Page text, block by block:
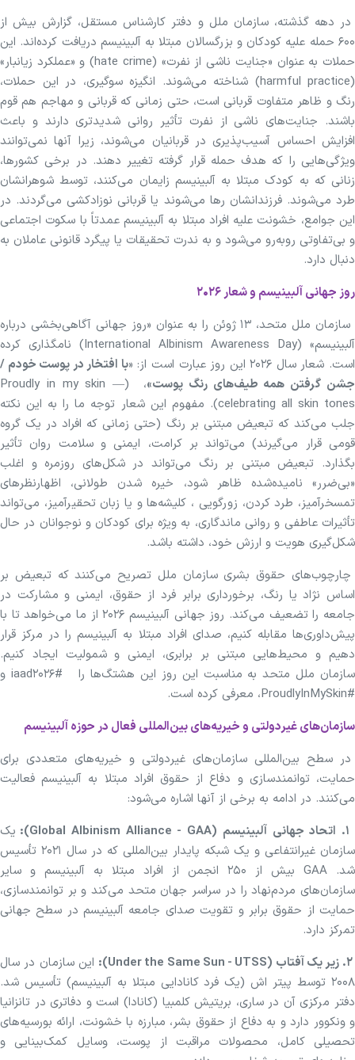
در دهه گذشته، سازمان ملل و دفتر کارشناس مستقل، گزارش بیش از
۶۰۰ حمله علیه کودکان و بزرگسالان مبتلا به آلبینیسم دریافت کرده‌اند. این
حملات به عنوان «جنایت ناشی از نفرت» (hate crime) و «عملکرد زیانبار»
(harmful practice) شناخته می‌شوند. انگیزه سوگیری، در این حملات،
رنگ و ظاهر متفاوت قربانی است، حتی زمانی که قربانی و مهاجم هم قوم
باشند. جنایت‌های ناشی از نفرت تأثیر روانی شدیدتری دارند و باعث
افزایش احساس آسیب‌پذیری در قربانیان می‌شوند، زیرا آنها نمی‌توانند
ویژگی‌هایی را که هدف حمله قرار گرفته تغییر دهند. در برخی کشورها،
زنانی که به کودک مبتلا به آلبینیسم زایمان می‌کنند، توسط شوهرانشان
طرد می‌شوند. فرزندانشان رها می‌شوند یا قربانی نوزادکشی می‌گردند. در
این جوامع، خشونت علیه افراد مبتلا به آلبینیسم عمدتاً با سکوت اجتماعی
و بی‌تفاوتی رو‌به‌رو می‌شود و به ندرت تحقیقات یا پیگرد قانونی عاملان به
دنبال دارد.
روز جهانی آلبینیسم و شعار ۲۰۲۶
سازمان ملل متحد، ۱۳ ژوئن را به عنوان «روز جهانی آگاهی‌بخشی درباره
آلبینیسم» (International Albinism Awareness Day) نامگذاری کرده
است. شعار سال ۲۰۲۶ این روز عبارت است از: «
با افتخار در پوست خودم /
جشن گرفتن همه طیف‌های رنگ پوست»
، (Proudly in my skin —
celebrating all skin tones). مفهوم این شعار توجه ما را به این نکته
جلب می‌کند که تبعیض مبتنی بر رنگ (حتی زمانی که افراد در یک گروه
قومی قرار می‌گیرند) می‌تواند بر کرامت، ایمنی و سلامت روان تأثیر
بگذارد. تبعیض مبتنی بر رنگ می‌تواند در شکل‌های روزمره و اغلب
«بی‌ضرر» نامیده‌شده ظاهر شود، خیره شدن طولانی، اظهارنظر‌های
تمسخرآمیز، طرد کردن، زورگویی ، کلیشه‌ها و یا زبان تحقیرآمیز، می‌تواند
تأثیرات عاطفی و روانی ماندگاری، به ویژه برای کودکان و نوجوانان در حال
شکل‌گیری هویت و ارزش خود، داشته باشد.
چارچوب‌های حقوق بشری سازمان ملل تصریح می‌کنند که تبعیض بر
اساس نژاد یا رنگ، برخورداری برابر فرد از حقوق، ایمنی و مشارکت در
جامعه را تضعیف می‌کند. روز جهانی آلبینیسم ۲۰۲۶ از ما می‌خواهد تا با
پیش‌داوری‌ها مقابله کنیم، صدای افراد مبتلا به آلبینیسم را در مرکز قرار
دهیم و محیط‌هایی مبتنی بر برابری، ایمنی و شمولیت ایجاد کنیم.
سازمان ملل متحد به مناسبت این روز این هشتگ‌ها را #iaad۲۰۲۶ و
#ProudlyInMySkin، معرفی کرده است.
سازمان‌های غیردولتی و خیریه‌های بین‌المللی فعال در حوزه آلبینیسم
در سطح بین‌المللی سازمان‌های غیردولتی و خیریه‌های متعددی برای
حمایت، توانمندسازی و دفاع از حقوق افراد مبتلا به آلبینیسم فعالیت
می‌کنند. در ادامه به برخی از آنها اشاره می‌شود:
یک
سازمان غیرانتفاعی و یک شبکه پایدار بین‌المللی که در سال ۲۰۲۱ تأسیس
شد. GAA بیش از ۲۵۰ انجمن از افراد مبتلا به آلبینیسم و سایر
سازمان‌های مردم‌نهاد را در سراسر جهان متحد می‌کند و بر توانمندسازی،
حمایت از حقوق برابر و تقویت صدای جامعه آلبینیسم در سطح جهانی
تمرکز دارد.
۲. زیر یک آفتاب (Under the Same Sun - UTSS):
این سازمان در سال
۲۰۰۸ توسط پیتر اش (یک فرد کانادایی مبتلا به آلبینیسم) تأسیس شد.
دفتر مرکزی آن در ساری، بریتیش کلمبیا (کانادا) است و دفاتری در تانزانیا
و ونکوور دارد و به دفاع از حقوق بشر، مبارزه با خشونت، ارائه بورسیه‌های
تحصیلی کامل، محصولات مراقبت از پوست، وسایل کمک‌بینایی و